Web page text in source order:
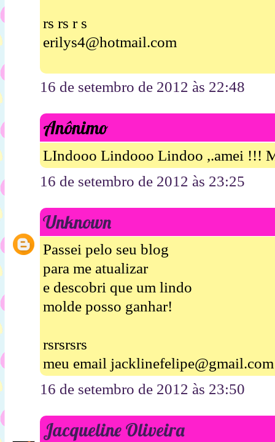
rs rs r s
erilys4@hotmail.com
16 de setembro de 2012 às 22:48
Anônimo
LIndooo Lindooo Lindoo ,.amei !!!
16 de setembro de 2012 às 23:25
Unknown
Passei pelo seu blog
para me atualizar
e descobri que um lindo
molde posso ganhar!
rsrsrsrs
meu email jacklinefelipe@gmail.com
16 de setembro de 2012 às 23:50
Jacqueline Oliveira